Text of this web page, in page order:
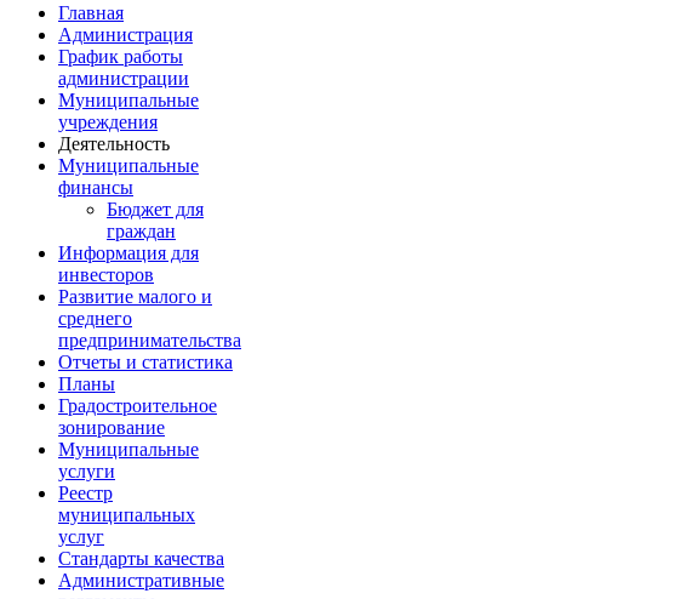
Главная
Администрация
График работы
администрации
Муниципальные
учреждения
Деятельность
Муниципальные
финансы
Бюджет для
граждан
Информация для
инвесторов
Развитие малого и
среднего
предпринимательства
Отчеты и статистика
Планы
Градостроительное
зонирование
Муниципальные
услуги
Реестр
муниципальных
услуг
Стандарты качества
Административные